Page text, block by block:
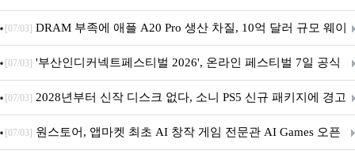
[07/03] DRAM 부족에 애플 A20 Pro 생산 차질, 10억 달러 규모 웨이
퍼 대기
[07/03] '부산인디커넥트페스티벌 2026', 온라인 페스티벌 7일 공식
개막... 22일간 진행
[07/03] 2028년부터 신작 디스크 없다, 소니 PS5 신규 패키지에 경고
문 추가
[07/03] 원스토어, 앱마켓 최초 AI 창작 게임 전문관 AI Games 오픈